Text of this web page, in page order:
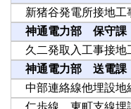
新猪谷発電所接地工
神通電力部 保守課
久二発取入工事接地
神通電力部 送電課
中部連絡線他埋設地
仁歩線、東町支線埋